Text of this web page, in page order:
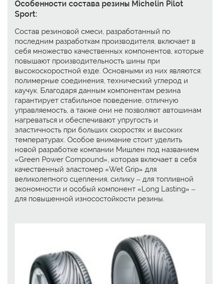
Особенности состава резины Michelin Pilot
Sport:
Состав резиновой смеси, разработанный по
последним разработкам производителя, включает в
себя множество качественных компонентов, которые
повышают производительность шины при
высокоскоростной езде. Основными из них являются:
полимерные соединения, технический углерод и
каучук. Благодаря данным компонентам резина
гарантирует стабильное поведение, отличную
управляемость, а также они не позволяют автошинам
нагреваться и обеспечивают упругость и
эластичность при больших скоростях и высоких
температурах. Особое внимание стоит уделить
новой разработке компании Мишлен под названием
«Green Power Compound», которая включает в себя
качественный эластомер «Wet Grip» для
великолепного сцепления, силику – для топливной
экономности и особый компонент «Long Lasting» –
для повышенной износостойкости резины.